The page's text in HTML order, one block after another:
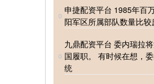
申捷配资平台 1985年百
阳军区所属部队数量比
九鼎配资平台 委内瑞拉
国履职。 有时候在想，
统